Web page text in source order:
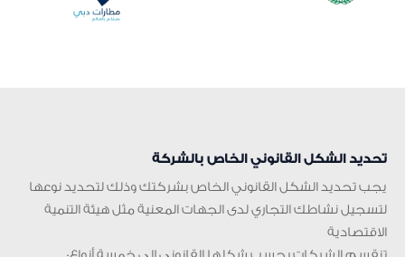
تحديد الشكل القانوني الخاص بالشركة
يجب تحديد الشكل القانوني الخاص بشركتك وذلك لتحديد نوعها
لتسجيل نشاطك التجاري لدى الجهات المعنية مثل هيئة التنمية
الاقتصادية